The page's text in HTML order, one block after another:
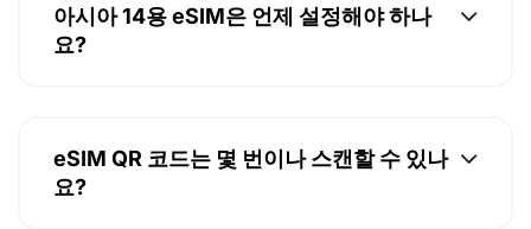
아시아 14용 eSIM은 언제 설정해야 하나
요?
eSIM QR 코드는 몇 번이나 스캔할 수 있나
요?